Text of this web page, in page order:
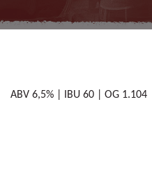
ABV 6,5% | IBU 60 | OG 1.104